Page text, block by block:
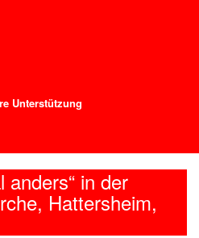
Unterstützung
anders“ in der
Hattersheim,